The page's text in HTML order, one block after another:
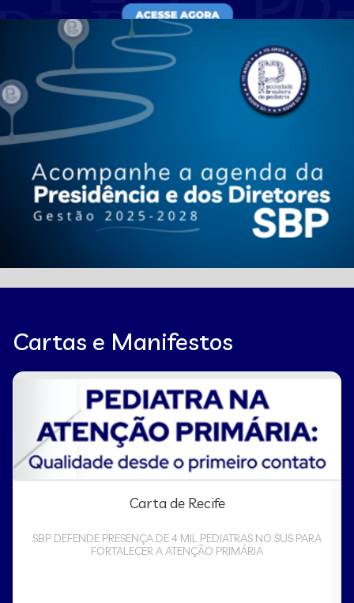
Cartas e Manifestos
Carta de Recife
SBP DEFENDE PRESENÇA DE 4 MIL PEDIATRAS NO SUS PARA
FORTALECER A ATENÇÃO PRIMÁRIA